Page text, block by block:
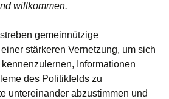
willkommen.
gemeinnützige
stärkeren Vernetzung, um sich
Informationen
des Politikfelds zu
untereinander abzustimmen und